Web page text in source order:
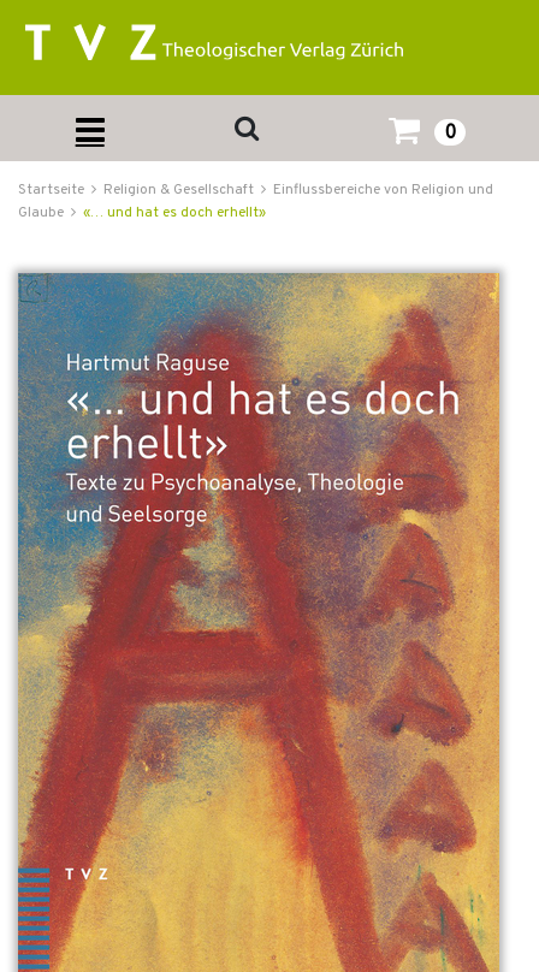
0
Startseite Religion & Gesellschaft
Einflussbereiche von Religion und
Glaube
«… und hat es doch erhellt»